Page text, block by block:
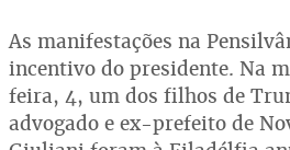
As manifestações na
incentivo do presidente. Na
feira, 4, um dos filhos de
advogado e ex-prefeito de